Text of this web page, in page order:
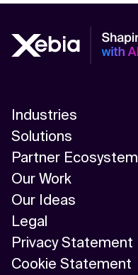
Industries
Solutions
Partner Ecosystem
Our Work
Our Ideas
Legal
Privacy Statement
Cookie Statement